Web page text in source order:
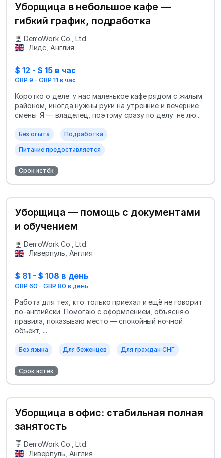
Уборщица в небольшое кафе —
гибкий график, подработка
DemoWork Co., Ltd.
Лидс, Англия
$ 12 - $ 15 в час
GBP 9 - GBP 11 в час
Коротко о деле: у нас маленькое кафе рядом с жилым
районом, иногда нужны руки на утренние и вечерние
смены. Я — владелец, поэтому сразу по делу: не лю...
Без опыта Подработка
Питание предоставляется
Срок истёк
Уборщица — помощь с документами
и обучением
DemoWork Co., Ltd.
Ливерпуль, Англия
$ 81 - $ 108 в день
GBP 60 - GBP 80 в день
Работа для тех, кто только приехал и ещё не говорит
по‑английски. Помогаю с оформлением, объясняю
правила, показываю место — спокойный ночной
объект, ...
Без языка Для беженцев Для граждан СНГ
Срок истёк
Уборщица в офис: стабильная полная
занятость
DemoWork Co., Ltd.
Ливерпуль, Англия